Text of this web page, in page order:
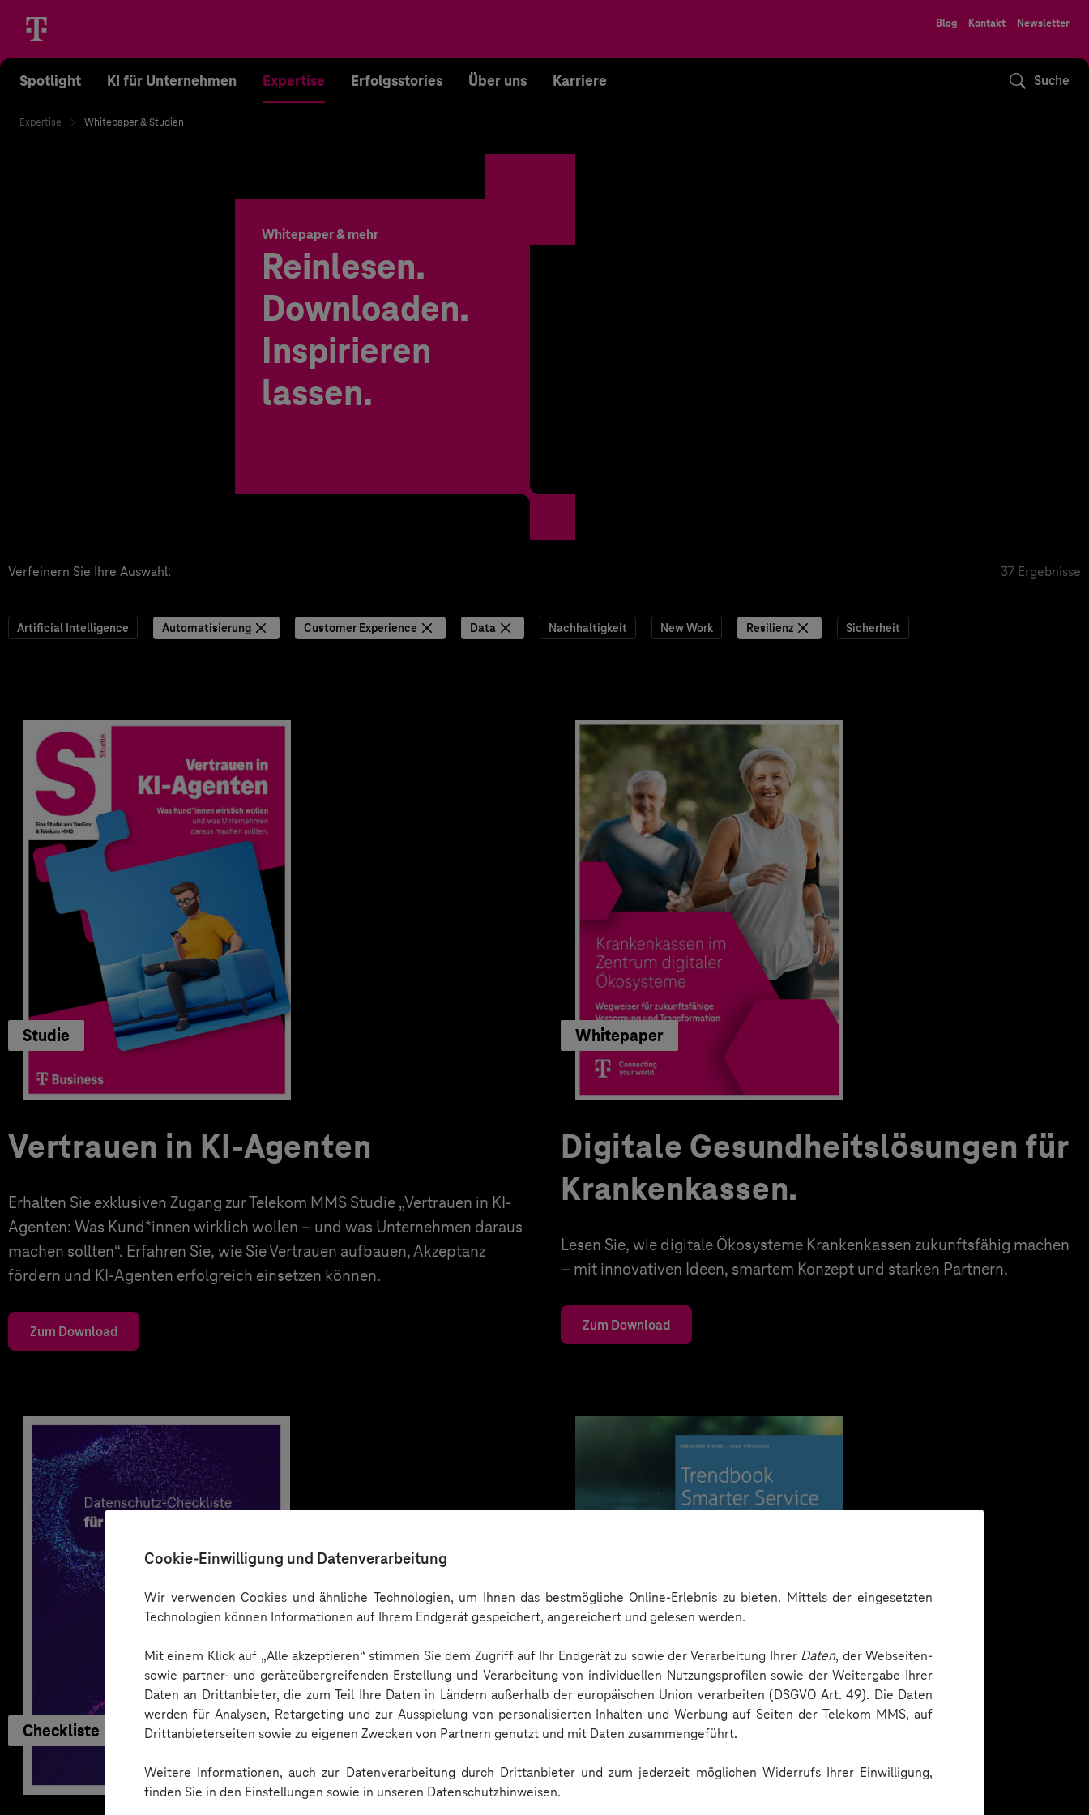
Cookie-Einwilligung und Datenverarbeitung
Wir verwenden Cookies und ähnliche Technologien, um Ihnen das bestmögliche Online-Erlebnis zu bieten. Mittels der eingesetzten
Technologien können Informationen auf Ihrem Endgerät gespeichert, angereichert und gelesen werden.
Mit einem Klick auf „Alle akzeptieren“ stimmen Sie dem Zugriff auf Ihr Endgerät zu sowie der Verarbeitung Ihrer Daten, der Webseiten-
sowie partner- und geräteübergreifenden Erstellung und Verarbeitung von individuellen Nutzungsprofilen sowie der Weitergabe Ihrer
Daten an Drittanbieter, die zum Teil Ihre Daten in Ländern außerhalb der europäischen Union verarbeiten (DSGVO Art. 49). Die Daten
werden für Analysen, Retargeting und zur Ausspielung von personalisierten Inhalten und Werbung auf Seiten der Telekom MMS, auf
Drittanbieterseiten sowie zu eigenen Zwecken von Partnern genutzt und mit Daten zusammengeführt.
Weitere Informationen, auch zur Datenverarbeitung durch Drittanbieter und zum jederzeit möglichen Widerrufs Ihrer Einwilligung,
finden Sie in den Einstellungen sowie in unseren Datenschutzhinweisen.
Blog Kontakt Newsletter
Spotlight KI für Unternehmen Expertise Erfolgsstories Über uns Karriere Suche
Expertise Whitepaper & Studien
Whitepaper & mehr
Reinlesen.
Downloaden.
Inspirieren
lassen.
Verfeinern Sie Ihre Auswahl: 37 Ergebnisse
Artificial Intelligence Automatisierung Customer Experience Data Nachhaltigkeit New Work Resilienz Sicherheit
Studie
Vertrauen in KI-Agenten
Erhalten Sie exklusiven Zugang zur Telekom MMS Studie „Vertrauen in KI-
Agenten: Was Kund*innen wirklich wollen – und was Unternehmen daraus
machen sollten“. Erfahren Sie, wie Sie Vertrauen aufbauen, Akzeptanz
fördern und KI-Agenten erfolgreich einsetzen können.
Zum Download
Whitepaper
Digitale Gesundheitslösungen für
Krankenkassen.
Lesen Sie, wie digitale Ökosysteme Krankenkassen zukunftsfähig machen
– mit innovativen Ideen, smartem Konzept und starken Partnern.
Zum Download
Checkliste Trendbook